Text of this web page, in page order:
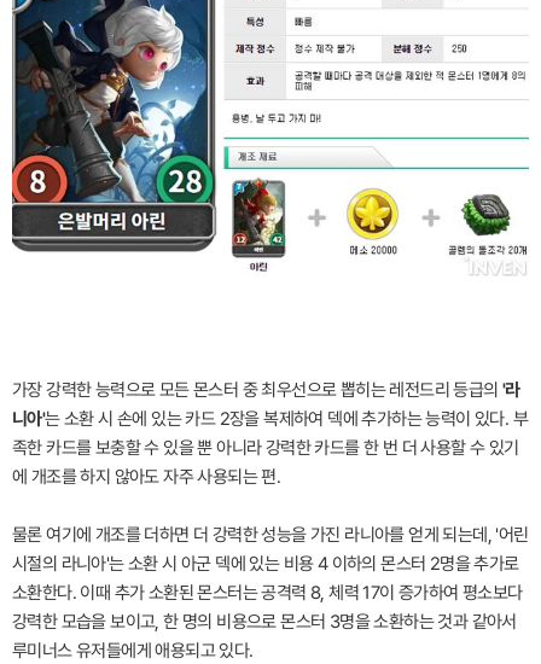
가장 강력한 능력으로 모든 몬스터 중 최우선으로 뽑히는 레전드리 등급의 '라
니아'는 소환 시 손에 있는 카드 2장을 복제하여 덱에 추가하는 능력이 있다. 부
족한 카드를 보충할 수 있을 뿐 아니라 강력한 카드를 한 번 더 사용할 수 있기
에 개조를 하지 않아도 자주 사용되는 편.
물론 여기에 개조를 더하면 더 강력한 성능을 가진 라니아를 얻게 되는데, '어린
시절의 라니아'는 소환 시 아군 덱에 있는 비용 4 이하의 몬스터 2명을 추가로
소환한다. 이때 추가 소환된 몬스터는 공격력 8, 체력 17이 증가하여 평소보다
강력한 모습을 보이고, 한 명의 비용으로 몬스터 3명을 소환하는 것과 같아서
루미너스 유저들에게 애용되고 있다.